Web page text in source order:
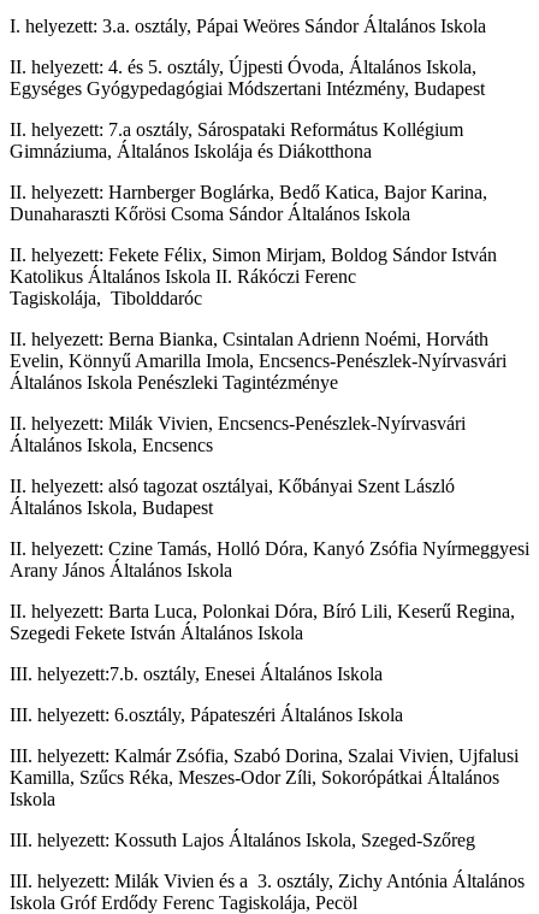
I. helyezett: 3.a. osztály, Pápai Weöres Sándor Általános Iskola
II. helyezett: 4. és 5. osztály, Újpesti Óvoda, Általános Iskola,
Egységes Gyógypedagógiai Módszertani Intézmény, Budapest
II. helyezett: 7.a osztály, Sárospataki Református Kollégium
Gimnáziuma, Általános Iskolája és Diákotthona
II. helyezett: Harnberger Boglárka, Bedő Katica, Bajor Karina,
Dunaharaszti Kőrösi Csoma Sándor Általános Iskola
II. helyezett: Fekete Félix, Simon Mirjam, Boldog Sándor István
Katolikus Általános Iskola II. Rákóczi Ferenc
Tagiskolája, Tibolddaróc
II. helyezett: Berna Bianka, Csintalan Adrienn Noémi, Horváth
Evelin, Könnyű Amarilla Imola, Encsencs-Penészlek-Nyírvasvári
Általános Iskola Penészleki Tagintézménye
II. helyezett: Milák Vivien, Encsencs-Penészlek-Nyírvasvári
Általános Iskola, Encsencs
II. helyezett: alsó tagozat osztályai, Kőbányai Szent László
Általános Iskola, Budapest
II. helyezett: Czine Tamás, Holló Dóra, Kanyó Zsófia Nyírmeggyesi
Arany János Általános Iskola
II. helyezett: Barta Luca, Polonkai Dóra, Bíró Lili, Keserű Regina,
Szegedi Fekete István Általános Iskola
III. helyezett:7.b. osztály, Enesei Általános Iskola
III. helyezett: 6.osztály, Pápateszéri Általános Iskola
III. helyezett: Kalmár Zsófia, Szabó Dorina, Szalai Vivien, Ujfalusi
Kamilla, Szűcs Réka, Meszes-Odor Zíli, Sokorópátkai Általános
Iskola
III. helyezett: Kossuth Lajos Általános Iskola, Szeged-Szőreg
III. helyezett: Milák Vivien és a 3. osztály, Zichy Antónia Általános
Iskola Gróf Erdődy Ferenc Tagiskolája, Pecöl